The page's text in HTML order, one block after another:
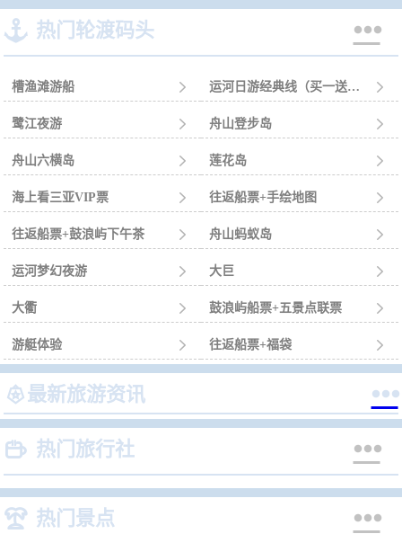
 热门轮渡码头 
槽渔滩游船  运河日游经典线（买一送一） 
鹭江夜游  舟山登步岛 
舟山六横岛  莲花岛 
海上看三亚VIP票  往返船票+手绘地图 
往返船票+鼓浪屿下午茶  舟山蚂蚁岛 
运河梦幻夜游  大巨 
大衢  鼓浪屿船票+五景点联票 
游艇体验  往返船票+福袋 
最新旅游资讯 
 热门旅行社 
 热门景点 